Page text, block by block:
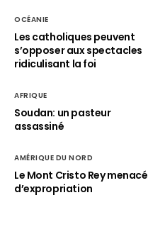
OCÉANIE
Les catholiques peuvent
s’opposer aux spectacles
ridiculisant la foi
AFRIQUE
Soudan: un pasteur
assassiné
AMÉRIQUE DU NORD
Le Mont Cristo Rey menacé
d’expropriation